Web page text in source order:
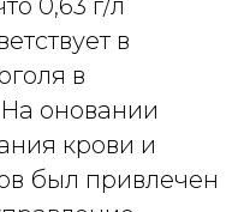
0,63 г/л
в
в
оновании
крови и
был привлечен